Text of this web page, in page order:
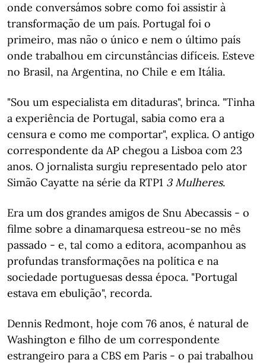
onde conversámos sobre como foi assistir à
transformação de um país. Portugal foi o
primeiro, mas não o único e nem o último país
onde trabalhou em circunstâncias difíceis. Esteve
no Brasil, na Argentina, no Chile e em Itália.
"Sou um especialista em ditaduras", brinca. "Tinha
a experiência de Portugal, sabia como era a
censura e como me comportar", explica. O antigo
correspondente da AP chegou a Lisboa com 23
anos. O jornalista surgiu representado pelo ator
Simão Cayatte na série da RTP1 3 Mulheres.
Era um dos grandes amigos de Snu Abecassis - o
filme sobre a dinamarquesa estreou-se no mês
passado - e, tal como a editora, acompanhou as
profundas transformações na política e na
sociedade portuguesas dessa época. "Portugal
estava em ebulição", recorda.
Dennis Redmont, hoje com 76 anos, é natural de
Washington e filho de um correspondente
estrangeiro para a CBS em Paris - o pai trabalhou